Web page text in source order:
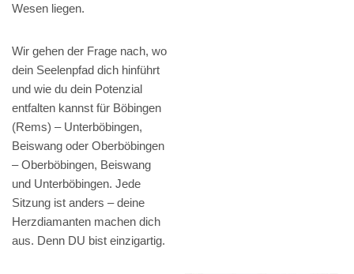
Wesen liegen.
Wir gehen der Frage nach, wo
dein Seelenpfad dich hinführt
und wie du dein Potenzial
entfalten kannst für Böbingen
(Rems) – Unterböbingen,
Beiswang oder Oberböbingen
– Oberböbingen, Beiswang
und Unterböbingen. Jede
Sitzung ist anders – deine
Herzdiamanten machen dich
aus. Denn DU bist einzigartig.